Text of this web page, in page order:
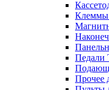
Клеммы
Педали
Прочее